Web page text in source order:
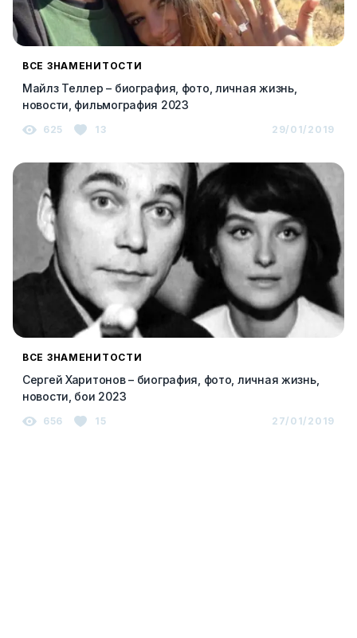
ВСЕ ЗНАМЕНИТОСТИ
Майлз Теллер – биография, фото, личная жизнь,
новости, фильмография 2023
625 13 29/01/2019
ВСЕ ЗНАМЕНИТОСТИ
Сергей Харитонов – биография, фото, личная жизнь,
новости, бои 2023
656 15 27/01/2019